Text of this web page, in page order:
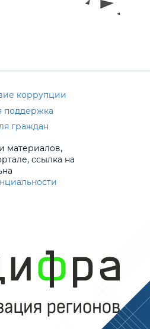
коррупции
поддержка
граждан
материалов,
ссылка на